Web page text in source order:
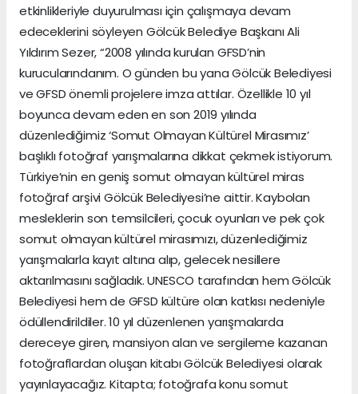
etkinlikleriyle duyurulması için çalışmaya devam
edeceklerini söyleyen Gölcük Belediye Başkanı Ali
Yıldırım Sezer, “2008 yılında kurulan GFSD’nin
kurucularındanım. O günden bu yana Gölcük Belediyesi
ve GFSD önemli projelere imza attılar. Özellikle 10 yıl
boyunca devam eden en son 2019 yılında
düzenlediğimiz ‘Somut Olmayan Kültürel Mirasımız’
başlıklı fotoğraf yarışmalarına dikkat çekmek istiyorum.
Türkiye’nin en geniş somut olmayan kültürel miras
fotoğraf arşivi Gölcük Belediyesi’ne aittir. Kaybolan
mesleklerin son temsilcileri, çocuk oyunları ve pek çok
somut olmayan kültürel mirasımızı, düzenlediğimiz
yarışmalarla kayıt altına alıp, gelecek nesillere
aktarılmasını sağladık. UNESCO tarafından hem Gölcük
Belediyesi hem de GFSD kültüre olan katkısı nedeniyle
ödüllendirildiler. 10 yıl düzenlenen yarışmalarda
dereceye giren, mansiyon alan ve sergileme kazanan
fotoğraflardan oluşan kitabı Gölcük Belediyesi olarak
yayınlayacağız. Kitapta; fotoğrafa konu somut